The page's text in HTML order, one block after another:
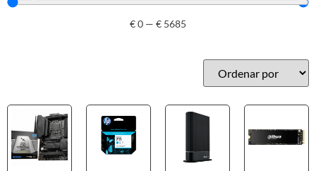
Webcams
Armazenamento
€0 — € 5685